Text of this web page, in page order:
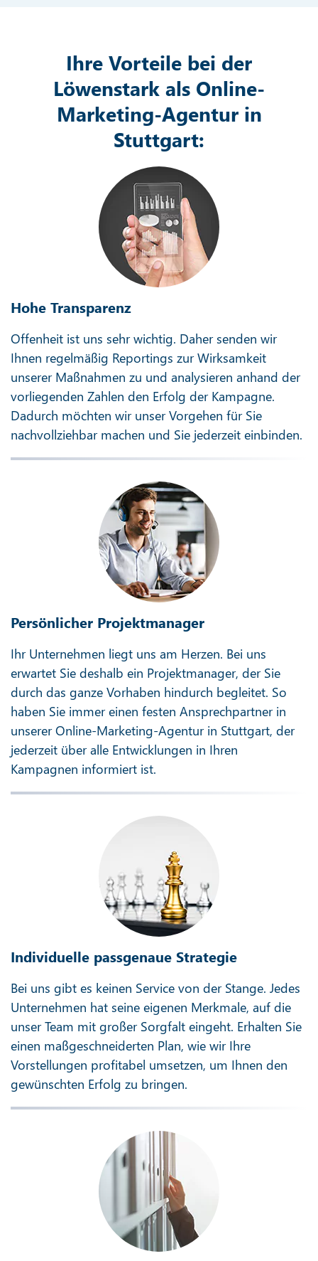
Ihre Vorteile bei der
Löwenstark als Online-
Marketing-Agentur in
Stuttgart:
Hohe Transparenz
Offenheit ist uns sehr wichtig. Daher senden wir
Ihnen regelmäßig Reportings zur Wirksamkeit
unserer Maßnahmen zu und analysieren anhand der
vorliegenden Zahlen den Erfolg der Kampagne.
Dadurch möchten wir unser Vorgehen für Sie
nachvollziehbar machen und Sie jederzeit einbinden.
Persönlicher Projektmanager
Ihr Unternehmen liegt uns am Herzen. Bei uns
erwartet Sie deshalb ein Projektmanager, der Sie
durch das ganze Vorhaben hindurch begleitet. So
haben Sie immer einen festen Ansprechpartner in
unserer Online-Marketing-Agentur in Stuttgart, der
jederzeit über alle Entwicklungen in Ihren
Kampagnen informiert ist.
Individuelle passgenaue Strategie
Bei uns gibt es keinen Service von der Stange. Jedes
Unternehmen hat seine eigenen Merkmale, auf die
unser Team mit großer Sorgfalt eingeht. Erhalten Sie
einen maßgeschneiderten Plan, wie wir Ihre
Vorstellungen profitabel umsetzen, um Ihnen den
gewünschten Erfolg zu bringen.